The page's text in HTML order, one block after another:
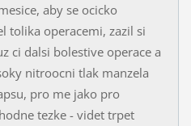
aby se ocicko
tolika operacemi, zazil si
ci dalsi bolestive operace a
nitroocni tlak manzela
pro me jako pro
tezke - videt trpet